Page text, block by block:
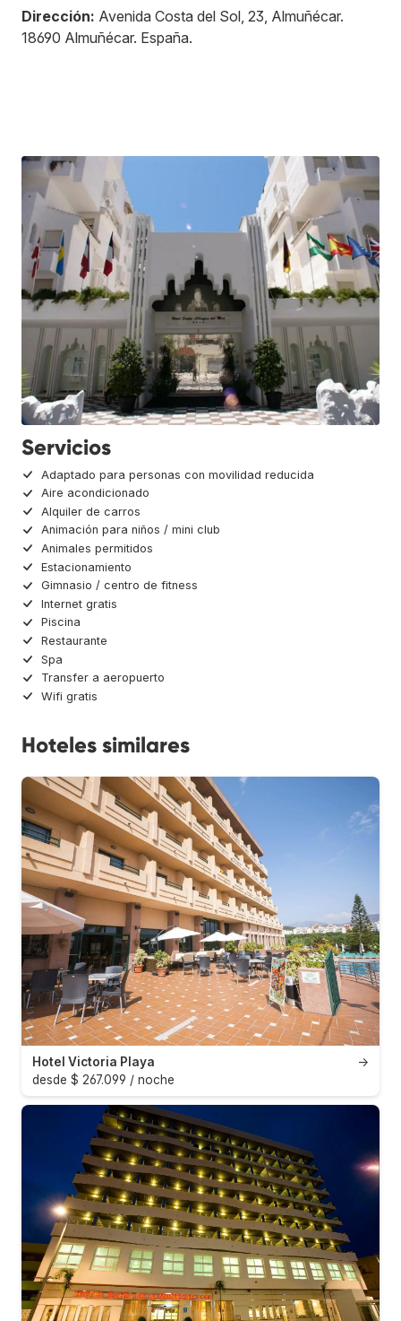
Dirección: Avenida Costa del Sol, 23, Almuñécar.
18690 Almuñécar. España.
Servicios
Adaptado para personas con movilidad reducida
Aire acondicionado
Alquiler de carros
Animación para niños / mini club
Animales permitidos
Estacionamiento
Gimnasio / centro de fitness
Internet gratis
Piscina
Restaurante
Spa
Transfer a aeropuerto
Wifi gratis
Hoteles similares
→
Hotel Victoria Playa
desde $ 267.099 / noche